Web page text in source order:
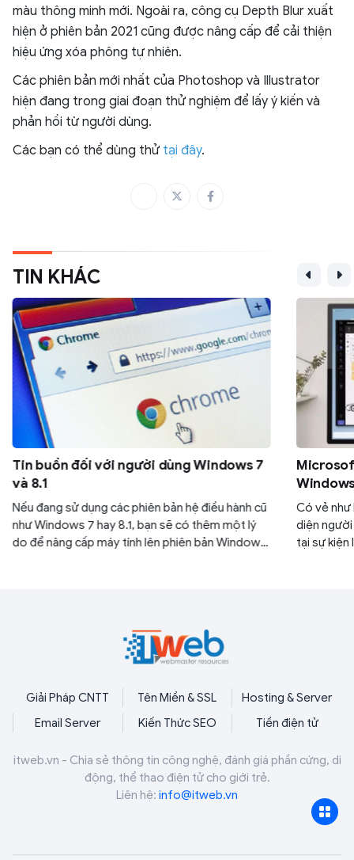
màu thông minh mới. Ngoài ra, công cụ Depth Blur xuất
hiện ở phiên bản 2021 cũng được nâng cấp để cải thiện
hiệu ứng xóa phông tự nhiên.
Các phiên bản mới nhất của Photoshop và Illustrator
hiện đang trong giai đoạn thử nghiệm để lấy ý kiến ​​và
phản hồi từ người dùng.
Các bạn có thể dùng thử tại đây.
TIN KHÁC
Tin buồn đối với người dùng Windows 7
và 8.1
Nếu đang sử dụng các phiên bản hệ điều hành cũ
như Windows 7 hay 8.1, bạn sẽ có thêm một lý
do để nâng cấp máy tính lên phiên bản Windows
Có vẻ
diện
tại sự kiện
Giải Pháp CNTT Tên Miền & SSL
Hosting & Server
Email Server
Kiến Thức SEO Tiền điện tử
itweb.vn - Chia sẻ thông tin công nghệ, đánh giá phần cứng, di
động, thể thao điện tử cho giới trẻ.
Liên hệ: info@itweb.vn